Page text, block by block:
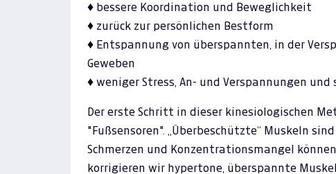
♦ bessere Koordination und Beweglichkeit
♦ zurück zur persönlichen Bestform
♦ Entspannung von überspannten, in der
Geweben
♦ weniger Stress, An- und Verspannungen und
Der erste Schritt in dieser kinesiologischen
"Fußsensoren". „Überbeschützte“ Muskeln
Schmerzen und Konzentrationsmangel
korrigieren wir hypertone, überspannte